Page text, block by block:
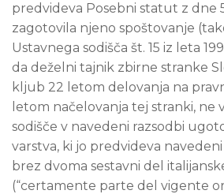
predvideva Posebni statut z dne
zagotovila njeno spoštovanje
Ustavnega sodišča št. 15 iz leta
da deželni tajnik zbirne stranke
kljub 22 letom delovanja na
letom načelovanja tej stranki, ne
sodišče v navedeni razsodbi
varstva, ki jo predvideva
brez dvoma sestavni del
(“certamente parte del vigente